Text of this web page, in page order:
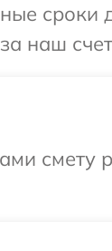
сроки
наш
смету